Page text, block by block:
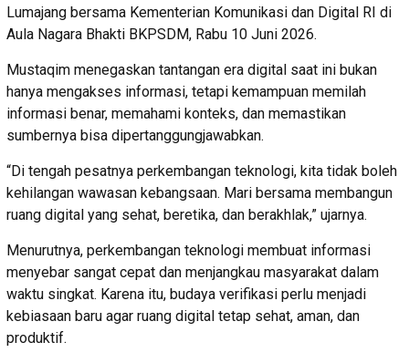
Lumajang bersama Kementerian Komunikasi dan Digital RI di
Aula Nagara Bhakti BKPSDM, Rabu 10 Juni 2026.
Mustaqim menegaskan tantangan era digital saat ini bukan
hanya mengakses informasi, tetapi kemampuan memilah
informasi benar, memahami konteks, dan memastikan
sumbernya bisa dipertanggungjawabkan.
“Di tengah pesatnya perkembangan teknologi, kita tidak boleh
kehilangan wawasan kebangsaan. Mari bersama membangun
ruang digital yang sehat, beretika, dan berakhlak,” ujarnya.
Menurutnya, perkembangan teknologi membuat informasi
menyebar sangat cepat dan menjangkau masyarakat dalam
waktu singkat. Karena itu, budaya verifikasi perlu menjadi
kebiasaan baru agar ruang digital tetap sehat, aman, dan
produktif.